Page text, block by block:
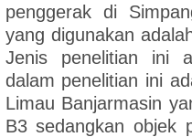
penggerak di
yang digunakan
Jenis penelitian ini
dalam penelitian ini
Limau Banjarmasin
B3 sedangkan objek